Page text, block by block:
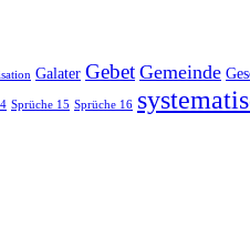
Galater Gebet Gemeinde
Sprüche 15 Sprüche 16